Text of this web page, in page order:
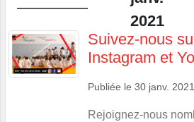
2021
Suivez-nous
Instagram et
Publiée le 30 janv. 2021
Rejoignez-nous